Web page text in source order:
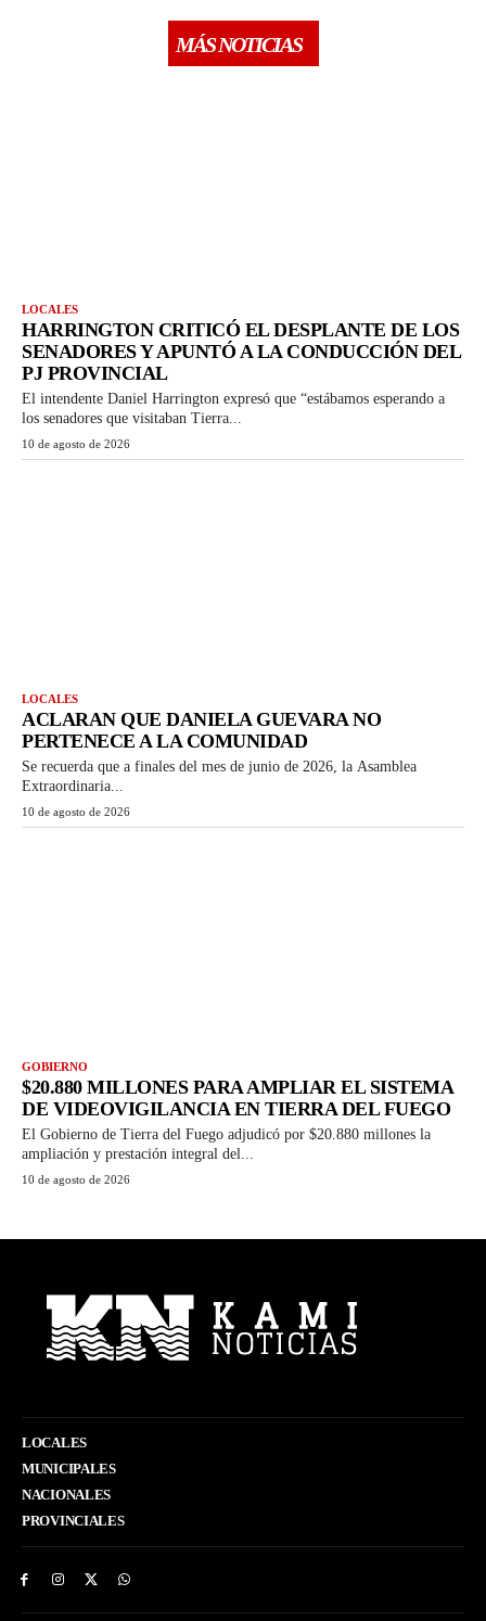
MÁS NOTICIAS
LOCALES
HARRINGTON CRITICÓ EL DESPLANTE DE LOS
SENADORES Y APUNTÓ A LA CONDUCCIÓN DEL
PJ PROVINCIAL
El intendente Daniel Harrington expresó que “estábamos esperando a
los senadores que visitaban Tierra...
10 de agosto de 2026
LOCALES
ACLARAN QUE DANIELA GUEVARA NO
PERTENECE A LA COMUNIDAD
Se recuerda que a finales del mes de junio de 2026, la Asamblea
Extraordinaria...
10 de agosto de 2026
GOBIERNO
$20.880 MILLONES PARA AMPLIAR EL SISTEMA
DE VIDEOVIGILANCIA EN TIERRA DEL FUEGO
El Gobierno de Tierra del Fuego adjudicó por $20.880 millones la
ampliación y prestación integral del...
10 de agosto de 2026
LOCALES
MUNICIPALES
NACIONALES
PROVINCIALES